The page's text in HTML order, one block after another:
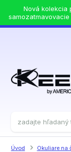
Nová kolekcia
Úvod Okuliare na